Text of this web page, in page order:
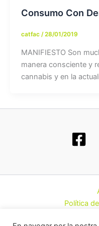
Consumo Con
catfac /28/01/2019
MANIFIESTO Son
manera consciente y
cannabis y en la
Política